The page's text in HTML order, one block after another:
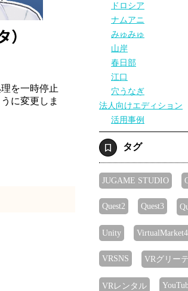
を一時停止
に変更しま
ドロシア
ナムアニ
みゅみゅ
山岸
春日部
江口
穴うなぎ
法人向けエディション
活用事例
タグ
JUGAME STUDIO
Quest2 Quest3
Unity VirtualMarket4
VRSNS VRグリー
VRレンタル